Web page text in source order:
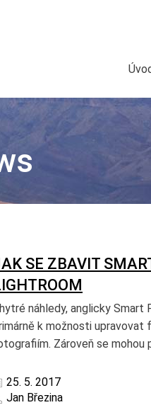
SE ZBAVIT
náhledy, anglicky
k možnosti
Zároveň se mohou
25. 5. 2017
Jan Březina